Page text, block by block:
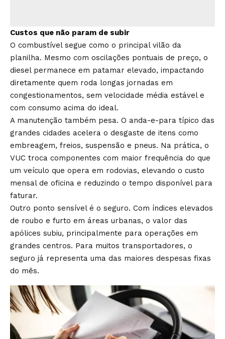
Custos que não param de subir
O combustível segue como o principal vilão da
planilha. Mesmo com oscilações pontuais de preço, o
diesel permanece em patamar elevado, impactando
diretamente quem roda longas jornadas em
congestionamentos, sem velocidade média estável e
com consumo acima do ideal.
A manutenção também pesa. O anda-e-para típico das
grandes cidades acelera o desgaste de itens como
embreagem, freios, suspensão e pneus. Na prática, o
VUC troca componentes com maior frequência do que
um veículo que opera em rodovias, elevando o custo
mensal de oficina e reduzindo o tempo disponível para
faturar.
Outro ponto sensível é o seguro. Com índices elevados
de roubo e furto em áreas urbanas, o valor das
apólices subiu, principalmente para operações em
grandes centros. Para muitos transportadores, o
seguro já representa uma das maiores despesas fixas
do mês.